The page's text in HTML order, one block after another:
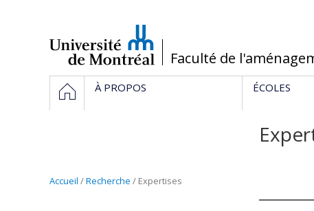
/Faculté de
Navigation
principale
ACCUEIL
À PROPOS ÉCOLES
Accueil /Recherche / Expertises